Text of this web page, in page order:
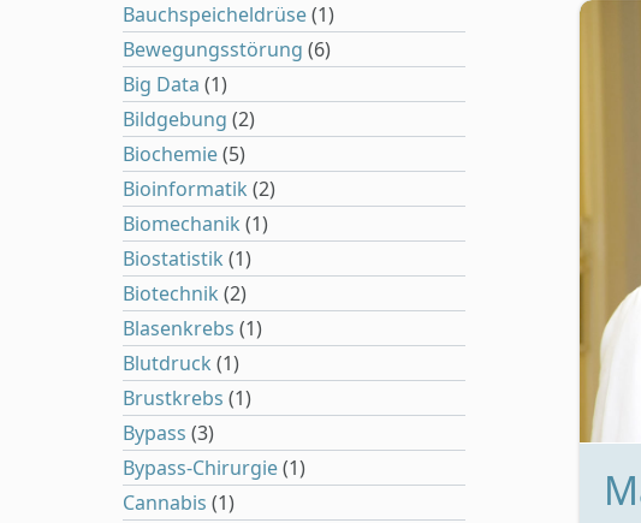
Bauchspeicheldrüse(1)
Bewegungsstörung (6)
Big Data (1)
Bildgebung (2)
Biochemie(5)
Bioinformatik (2)
Biomechanik (1)
Biostatistik (1)
Biotechnik (2)
Blasenkrebs (1)
Blutdruck (1)
Brustkrebs (1)
Bypass (3)
Bypass-Chirurgie(1)
Cannabis (1)